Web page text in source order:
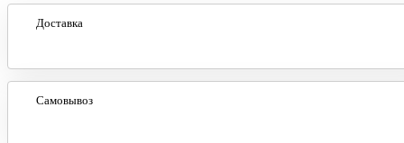
Доставка
Самовывоз